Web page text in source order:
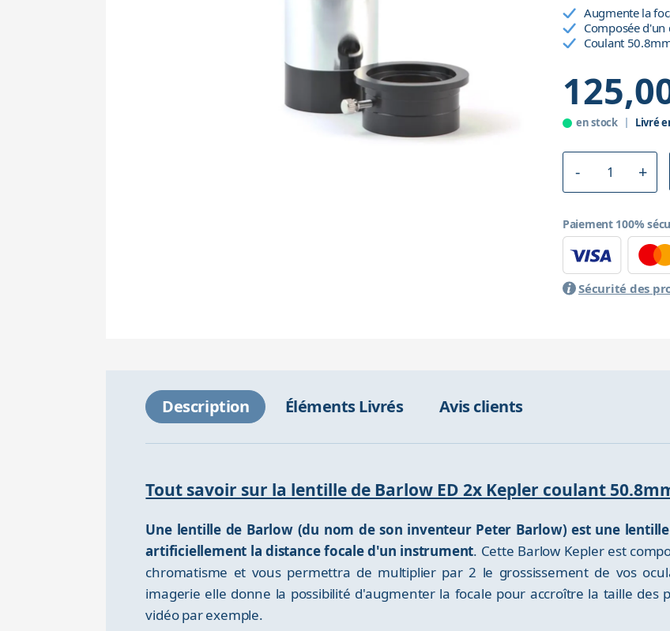
Augmente la
Composée
Coulant
en stock Livré
Paiement 100%
Sécurité des
Description Éléments Livrés Avis clients
Tout savoir sur la lentille de Barlow ED 2x Kepler coulant
Une lentille de Barlow (du nom de son inventeur Peter Barlow) est une
artificiellement la distance focale d'un instrument. Cette Barlow Kepler est
chromatisme et vous permettra de multiplier par 2 le grossissement de vos
imagerie elle donne la possibilité d'augmenter la focale pour accroître la taille des
vidéo par exemple.